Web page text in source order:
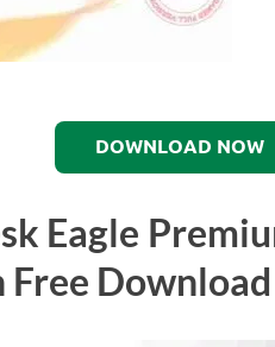
DOWNLOAD NOW
Eagle
Free